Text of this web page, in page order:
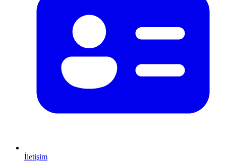
İletişim